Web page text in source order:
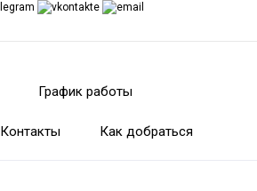
График работы
Контакты Как добраться